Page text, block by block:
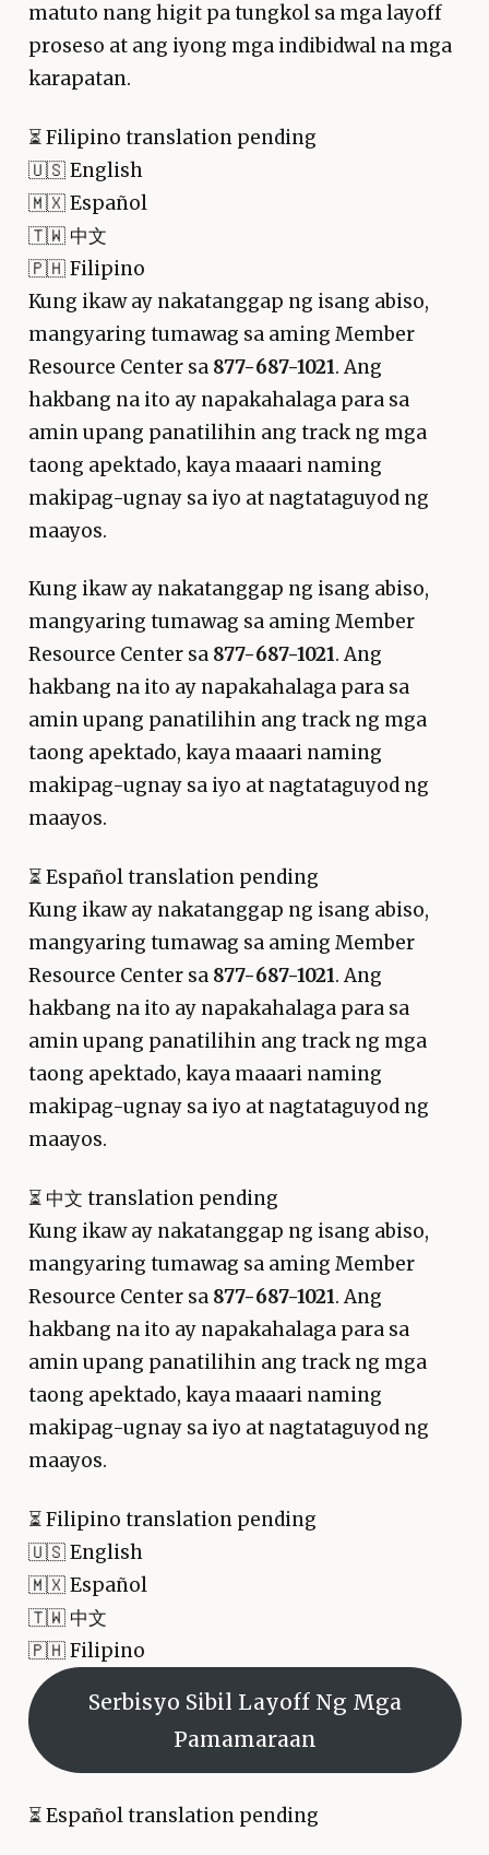
matuto nang higit pa tungkol sa mga layoff
proseso at ang iyong mga indibidwal na mga
karapatan.
⏳Filipino translation pending
🇺🇸 English
🇲🇽 Español
🇹🇼 中文
🇵🇭 Filipino
Kung ikaw ay nakatanggap ng isang abiso,
mangyaring tumawag sa aming Member
Resource Center sa 877-687-1021. Ang
hakbang na ito ay napakahalaga para sa
amin upang panatilihin ang track ng mga
taong apektado, kaya maaari naming
makipag-ugnay sa iyo at nagtataguyod ng
maayos.
Kung ikaw ay nakatanggap ng isang abiso,
mangyaring tumawag sa aming Member
Resource Center sa 877-687-1021. Ang
hakbang na ito ay napakahalaga para sa
amin upang panatilihin ang track ng mga
taong apektado, kaya maaari naming
makipag-ugnay sa iyo at nagtataguyod ng
maayos.
⏳Español translation pending
Kung ikaw ay nakatanggap ng isang abiso,
mangyaring tumawag sa aming Member
Resource Center sa 877-687-1021. Ang
hakbang na ito ay napakahalaga para sa
amin upang panatilihin ang track ng mga
taong apektado, kaya maaari naming
makipag-ugnay sa iyo at nagtataguyod ng
maayos.
⏳中文 translation pending
Kung ikaw ay nakatanggap ng isang abiso,
mangyaring tumawag sa aming Member
Resource Center sa 877-687-1021. Ang
hakbang na ito ay napakahalaga para sa
amin upang panatilihin ang track ng mga
taong apektado, kaya maaari naming
makipag-ugnay sa iyo at nagtataguyod ng
maayos.
⏳Filipino translation pending
🇺🇸 English
🇲🇽 Español
🇹🇼 中文
🇵🇭 Filipino
Serbisyo Sibil Layoff Ng Mga
Pamamaraan
⏳Español translation pending